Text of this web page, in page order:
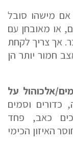
מישהו סובל
או מאובחן עם
אך צריך לקחת
חמור יותר הן
אלכוהול על
כדורים וסמים
כאב, פחד
האיזון הכימי